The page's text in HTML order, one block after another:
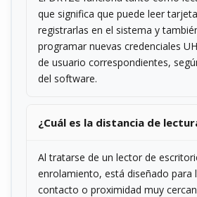
que significa que puede leer
registrarlas en el sistema y
programar nuevas credenciales
de usuario correspondientes,
del software.
¿Cuál es la distancia de
Al tratarse de un lector de
enrolamiento, está diseñado para
contacto o proximidad muy